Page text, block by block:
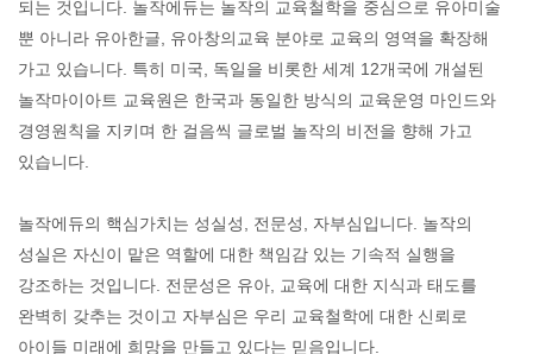
되는 것입니다. 놀작에듀는 놀작의 교육철학을 중심으로 유아미술
뿐 아니라 유아한글, 유아창의교육 분야로 교육의 영역을 확장해
가고 있습니다. 특히 미국, 독일을 비롯한 세계 12개국에 개설된
놀작마이아트 교육원은 한국과 동일한 방식의 교육운영 마인드와
경영원칙을 지키며 한 걸음씩 글로벌 놀작의 비전을 향해 가고
있습니다.
놀작에듀의 핵심가치는 성실성, 전문성, 자부심입니다. 놀작의
성실은 자신이 맡은 역할에 대한 책임감 있는 기속적 실행을
강조하는 것입니다. 전문성은 유아, 교육에 대한 지식과 태도를
완벽히 갖추는 것이고 자부심은 우리 교육철학에 대한 신뢰로
아이들 미래에 희망을 만들고 있다는 믿음입니다.